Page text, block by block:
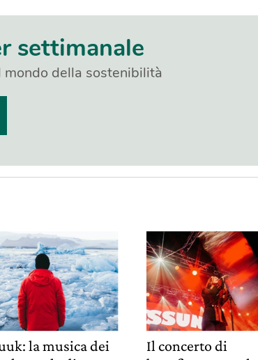
settimanale
della sostenibilità
la musica dei
Il concerto di